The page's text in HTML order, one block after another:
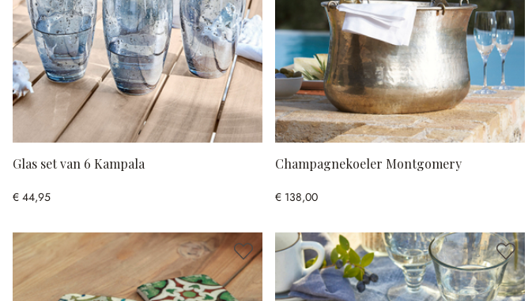
Glas set van 6 Kampala
€ 44,95
Champagnekoeler Montgomery
€ 138,00